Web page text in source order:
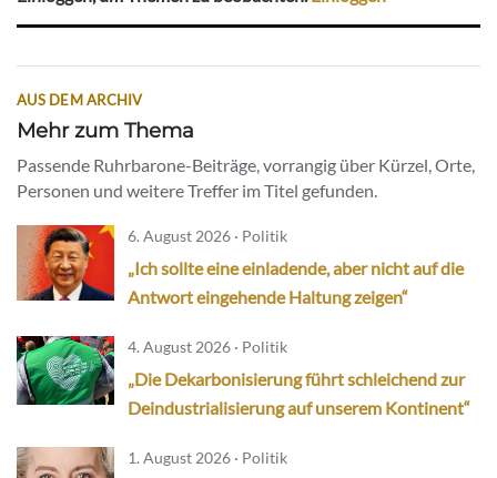
AUS DEM ARCHIV
Mehr zum Thema
Passende Ruhrbarone-Beiträge, vorrangig über Kürzel, Orte,
Personen und weitere Treffer im Titel gefunden.
6. August 2026 · Politik
„Ich sollte eine einladende, aber nicht auf die
Antwort eingehende Haltung zeigen“
4. August 2026 · Politik
„Die Dekarbonisierung führt schleichend zur
Deindustrialisierung auf unserem Kontinent“
1. August 2026 · Politik